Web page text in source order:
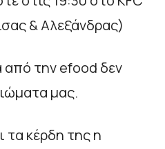
& Αλεξάνδρας)
από την efood δεν
μας.
τα κέρδη της η